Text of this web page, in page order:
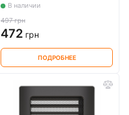
В наличии
497 грн
472 грн
ПОДРОБНЕЕ